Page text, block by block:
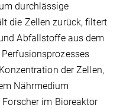
durchlässige
die Zellen zurück, filtert
Abfallstoffe aus dem
der Zellen,
Nährmedium
im Bioreaktor